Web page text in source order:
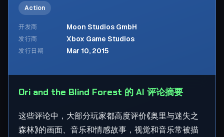
Action
开发商 Moon Studios GmbH
发行商 Xbox Game Studios
发行日期 Mar 10, 2015
Ori and the Blind Forest 的 AI 评论摘要
这些评论中，大部分玩家都高度评价《奥里与迷失之
森林》的画面、音乐和情感故事，视觉和音乐常被描